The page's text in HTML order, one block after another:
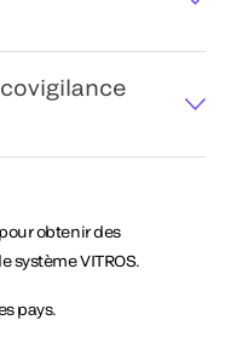
obtenir des
système VITROS.
pays.